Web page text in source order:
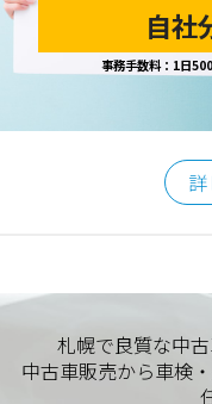
自社
事務手数料：1日
札幌で良質な中
中古車販売から車検